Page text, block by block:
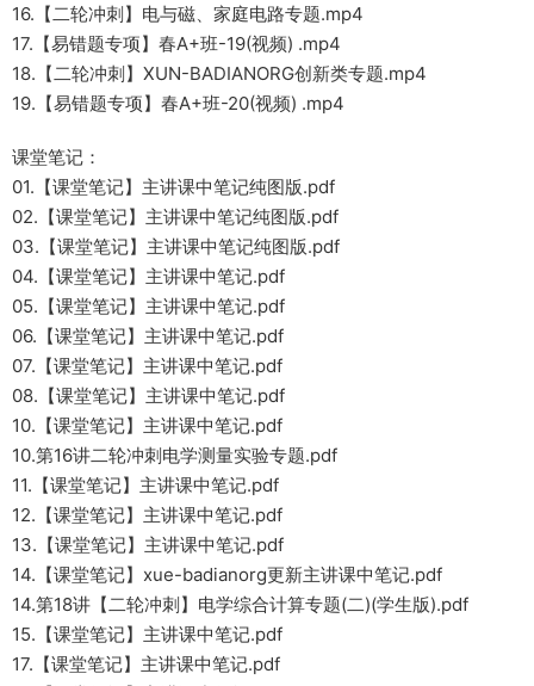
16.【二轮冲刺】电与磁、家庭电路专题.mp4
17.【易错题专项】春A+班-19(视频) .mp4
18.【二轮冲刺】XUN-BADIANORG创新类专题.mp4
19.【易错题专项】春A+班-20(视频) .mp4
课堂笔记：
01.【课堂笔记】主讲课中笔记纯图版.pdf
02.【课堂笔记】主讲课中笔记纯图版.pdf
03.【课堂笔记】主讲课中笔记纯图版.pdf
04.【课堂笔记】主讲课中笔记.pdf
05.【课堂笔记】主讲课中笔记.pdf
06.【课堂笔记】主讲课中笔记.pdf
07.【课堂笔记】主讲课中笔记.pdf
08.【课堂笔记】主讲课中笔记.pdf
10.【课堂笔记】主讲课中笔记.pdf
10.第16讲二轮冲刺电学测量实验专题.pdf
11.【课堂笔记】主讲课中笔记.pdf
12.【课堂笔记】主讲课中笔记.pdf
13.【课堂笔记】主讲课中笔记.pdf
14.【课堂笔记】xue-badianorg更新主讲课中笔记.pdf
14.第18讲【二轮冲刺】电学综合计算专题(二)(学生版).pdf
15.【课堂笔记】主讲课中笔记.pdf
17.【课堂笔记】主讲课中笔记.pdf